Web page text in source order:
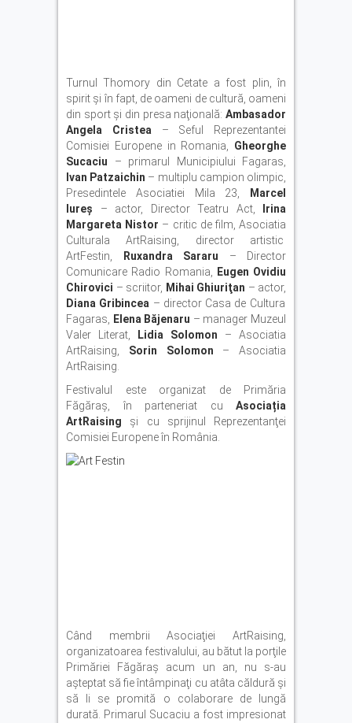
Turnul Thomory din Cetate a fost plin, în
spirit şi în fapt, de oameni de cultură, oameni
din sport şi din presa naţională: Ambasador
Angela Cristea – Seful Reprezentantei
Comisiei Europene in Romania, Gheorghe
Sucaciu – primarul Municipiului Fagaras,
Ivan Patzaichin – multiplu campion olimpic,
Presedintele Asociatiei Mila 23,
Marcel
Iureş – actor, Director Teatru Act,
Irina
Margareta Nistor – critic de film, Asociatia
Culturala ArtRaising, director artistic
ArtFestin,
Ruxandra Sararu – Director
Comunicare Radio Romania,
Eugen Ovidiu
Chirovici – scriitor, Mihai Ghiuriţan – actor,
Diana Gribincea – director Casa de Cultura
Fagaras,
Elena Băjenaru – manager Muzeul
Valer Literat,
Lidia Solomon – Asociatia
ArtRaising, Sorin Solomon – Asociatia
ArtRaising.
Festivalul este organizat de Primăria
Făgăraș, în parteneriat cu Asociația
ArtRaising şi cu sprijinul Reprezentanţei
Comisiei Europene în România.
Când membrii Asociaţiei ArtRaising,
organizatoarea festivalului, au bătut la porţile
Primăriei Făgăraş acum un an, nu s-au
aşteptat să fie întâmpinaţi cu atâta căldură şi
să li se promită o colaborare de lungă
durată. Primarul Sucaciu a fost impresionat